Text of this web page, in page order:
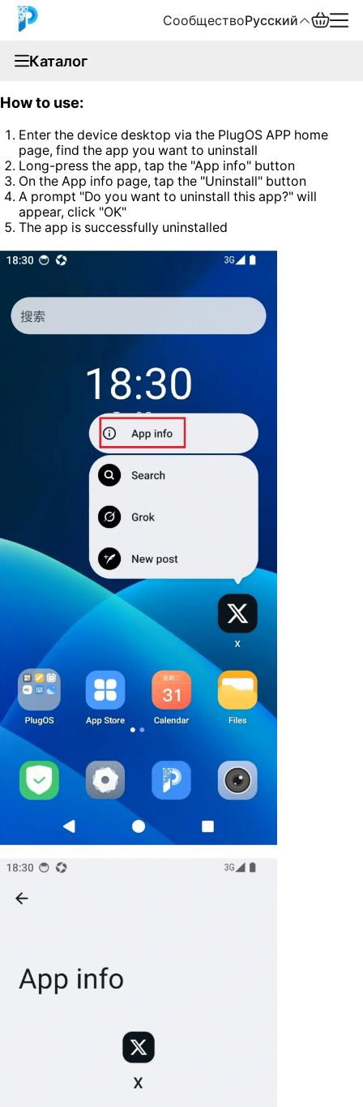
СообществоРусский
Каталог
You can uninstall applications you don't need.
How to use:
Enter the device desktop via the PlugOS APP home
page, find the app you want to uninstall
Long-press the app, tap the "App info" button
On the App info page, tap the "Uninstall" button
A prompt "Do you want to uninstall this app?" will
appear, click "OK"
The app is successfully uninstalled
中文
Español
Русский